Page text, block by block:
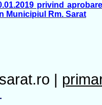
privind
Municipiul Rm. Sarat
|